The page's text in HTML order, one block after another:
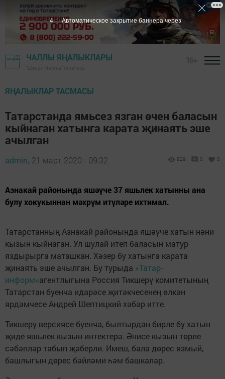
ЧАЛЛЫ ЯҢАЛЫКЛАРЫ
ЯҢАЛЫКЛАР ТАСМАСЫ
Татарстанда ямьсез язган өчен баласын
кыйнаган хатынга карата җинаять эше
ачылган
admin, 21 март 2020 - 09:32 829 0 0
Азнакай районында яшәүче 37 яшьлек хатынны ана
булу хокукыннан мәхрүм итүләре ихтимал.
Татарстанның Азнакай районында яшәүче хатын нәни
кызын кыйнаган. Ул шулай итеп баласын матур
яздырырга маташкан. Хәзер бу хатынга карата
җинаять эше ачылган. Бу турыда «Татар-
информ»агентлыгына Россия Тикшерү комитетының
Татарстан буенча идарәсе җитәкчесенең өлкән
ярдәмчесе Андрей Шептицкий хәбәр итте.
Тикшерү версиясе буенча, былтырдан бирле бу хатын
җиде яшьлек кызын интектерә. Әнисе кызын төрле
сәбәпләр табып җәберли. Имеш, бала дөрес язмый,
башлыгын дөрес бәйләми һәм башкалар.
3 Автоматическое закрытие баннера через